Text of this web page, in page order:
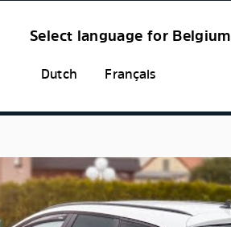
Select language for Belgium
Dutch Français